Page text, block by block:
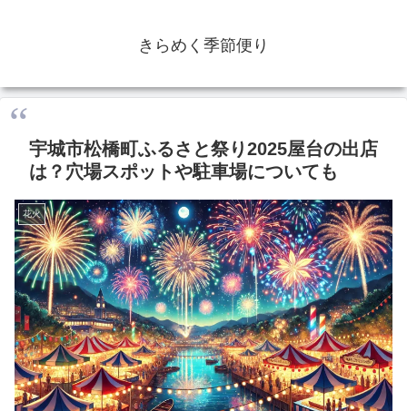
きらめく季節便り
宇城市松橋町ふるさと祭り2025屋台の出店
は？穴場スポットや駐車場についても
花火